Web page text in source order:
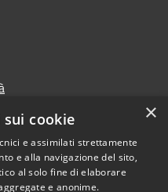
×
cookie
e assimilati strettamente
e alla navigazione del sito,
al solo fine di elaborare
e anonime.